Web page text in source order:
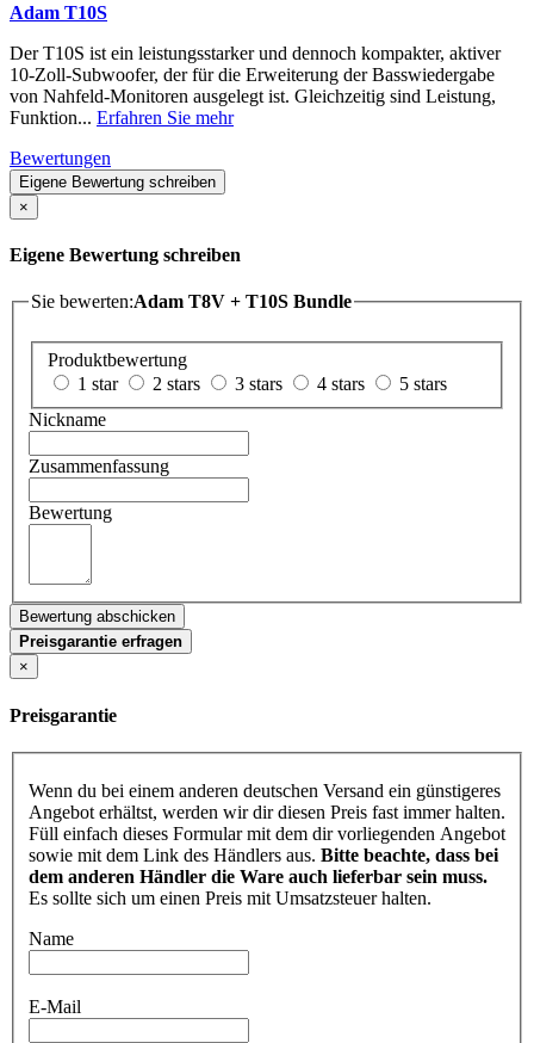
Adam T10S
Der T10S ist ein leistungsstarker und dennoch kompakter, aktiver
10-Zoll-Subwoofer, der für die Erweiterung der Basswiedergabe
von Nahfeld-Monitoren ausgelegt ist. Gleichzeitig sind Leistung,
Funktion... Erfahren Sie mehr
Bewertungen
Eigene Bewertung schreiben
×
Eigene Bewertung schreiben
Sie bewerten:Adam T8V + T10S Bundle
Produktbewertung
1 star
2 stars 3 stars 4 stars
5 stars
Nickname
Zusammenfassung
Bewertung
Bewertung abschicken
Preisgarantie erfragen
×
Preisgarantie
Wenn du bei einem anderen deutschen Versand ein günstigeres
Angebot erhältst, werden wir dir diesen Preis fast immer halten.
Füll einfach dieses Formular mit dem dir vorliegenden Angebot
sowie mit dem Link des Händlers aus. Bitte beachte, dass bei
dem anderen Händler die Ware auch lieferbar sein muss.
Es sollte sich um einen Preis mit Umsatzsteuer halten.
Name
E-Mail